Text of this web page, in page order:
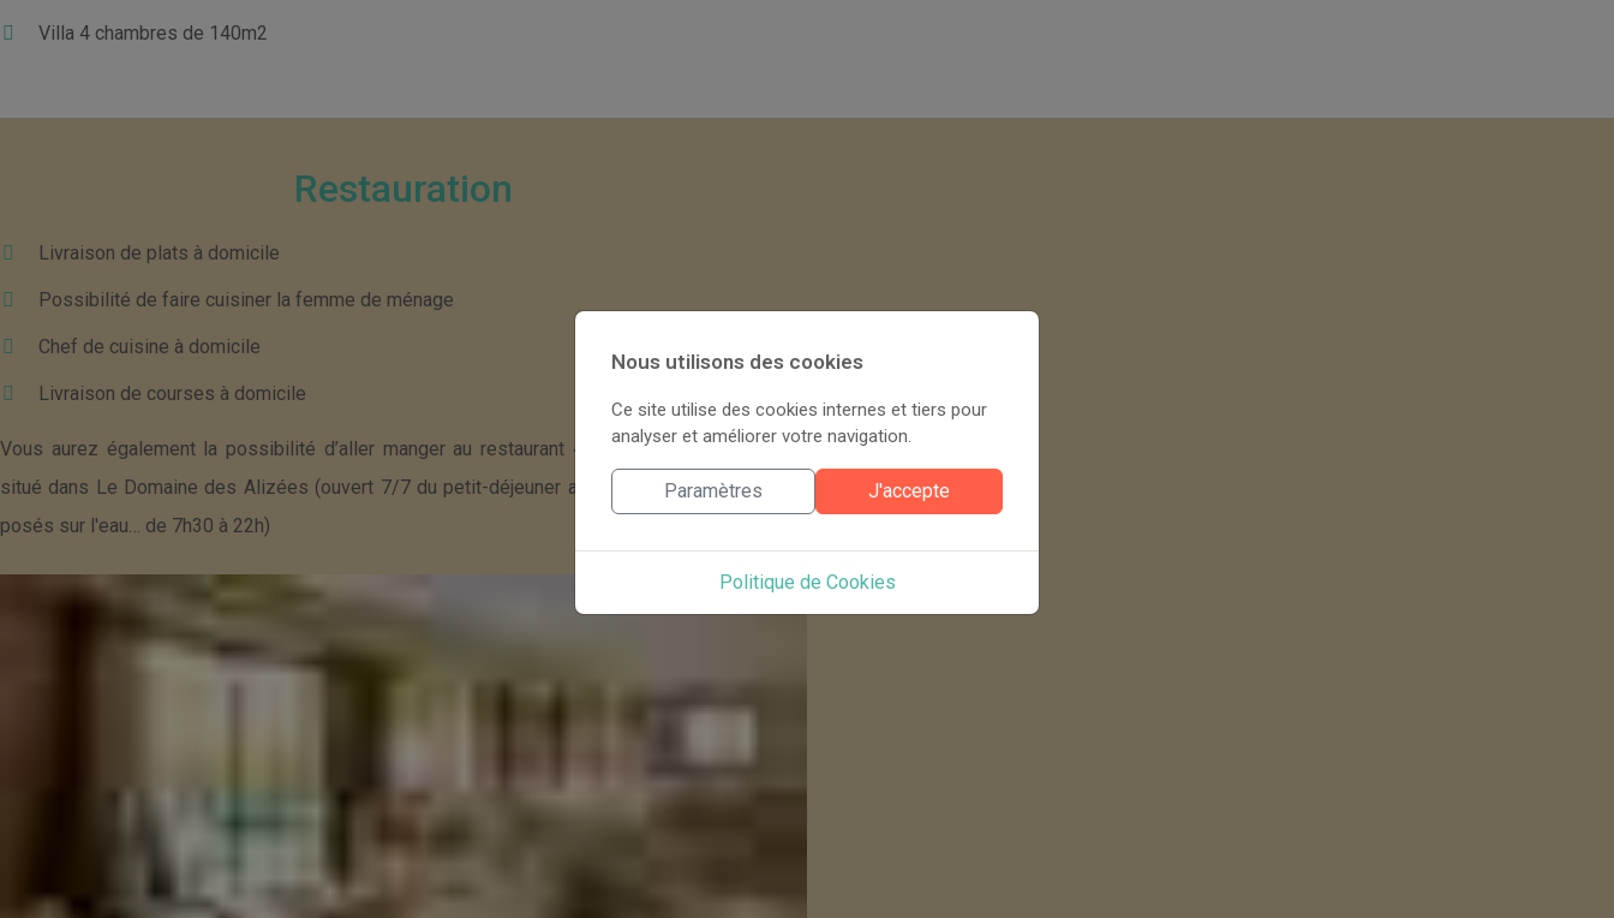
Villa 4 chambres de 140m2
Restauration
Livraison de plats à domicile
Possibilité de faire cuisiner la femme de ménage
Chef de cuisine à domicile
Livraison de courses à domicile
Vous aurez également la possibilité d’aller manger au restaurant « L'Archipel des Saveurs »
situé dans Le Domaine des Alizées (ouvert 7/7 du petit-déjeuner au dîner sous ses kiosques
posés sur l'eau… de 7h30 à 22h)
Nous utilisons des cookies
Ce site utilise des cookies internes et tiers pour
analyser et améliorer votre navigation.
Paramètres J'accepte
Politique de Cookies